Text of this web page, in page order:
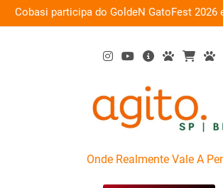
Skip
to
2026 e oferece
de até 50%
Arena
AgitoSP
Onde Realmente Vale A